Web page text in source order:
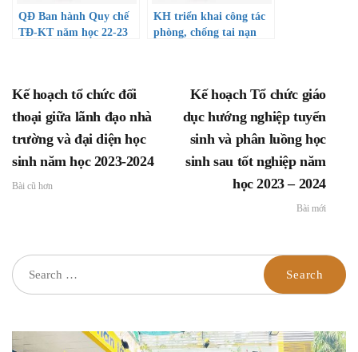
QĐ Ban hành Quy chế
TĐ-KT năm học 22-23
KH triển khai công tác
phòng, chống tai nạn
Kế hoạch tổ chức đối
thoại giữa lãnh đạo nhà
trường và đại diện học
sinh năm học 2023-2024
Bài cũ hơn
Kế hoạch Tổ chức giáo
dục hướng nghiệp tuyển
sinh và phân luồng học
sinh sau tốt nghiệp năm
học 2023 – 2024
Bài mới